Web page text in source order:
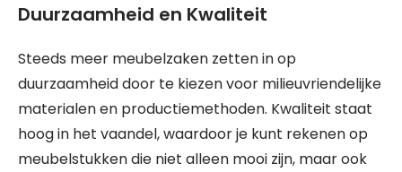
Duurzaamheid en Kwaliteit
Steeds meer meubelzaken zetten in op
duurzaamheid door te kiezen voor milieuvriendelijke
materialen en productiemethoden. Kwaliteit staat
hoog in het vaandel, waardoor je kunt rekenen op
meubelstukken die niet alleen mooi zijn, maar ook